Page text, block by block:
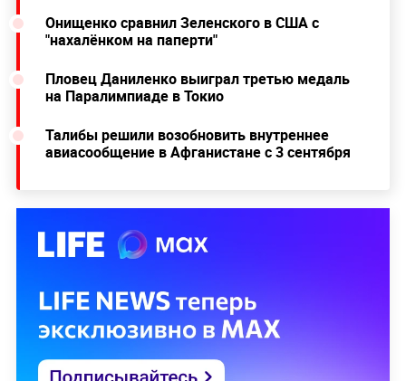
Онищенко сравнил Зеленского в США с
"нахалёнком на паперти"
Пловец Даниленко выиграл третью медаль
на Паралимпиаде в Токио
Талибы решили возобновить внутреннее
авиасообщение в Афганистане с 3 сентября